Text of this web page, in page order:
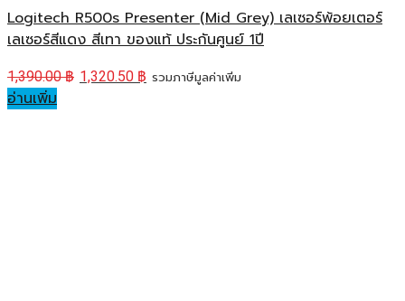
Logitech R500s Presenter (Mid Grey) เลเซอร์พ้อยเตอร์
เลเซอร์สีแดง สีเทา ของแท้ ประกันศูนย์ 1ปี
1,390.00฿ 1,320.50 ฿ รวมภาษีมูลค่าเพิ่ม
อ่านเพิ่ม